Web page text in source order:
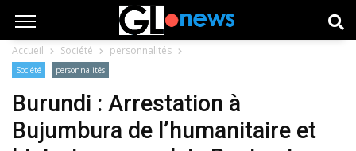
Accueil Société personnalités
Société personnalités
Burundi : Arrestation à
Bujumbura de l’humanitaire et